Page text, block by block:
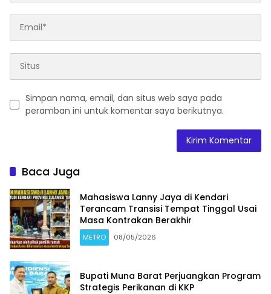
Simpan nama, email, dan situs web saya pada
peramban ini untuk komentar saya berikutnya.
Baca Juga
Mahasiswa Lanny Jaya di Kendari
Terancam Transisi Tempat Tinggal Usai
Masa Kontrakan Berakhir
METRO 08/05/2026
Bupati Muna Barat Perjuangkan Program
Strategis Perikanan di KKP